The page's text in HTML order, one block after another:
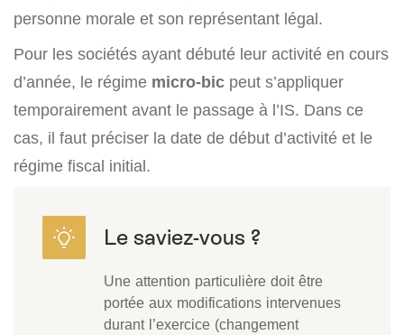
personne morale et son représentant légal.
Pour les sociétés ayant débuté leur activité en cours
d’année, le régime micro-bic peut s’appliquer
temporairement avant le passage à l’IS. Dans ce
cas, il faut préciser la date de début d’activité et le
régime fiscal initial.
Une attention particulière doit être
portée aux modifications intervenues
durant l’exercice (changement